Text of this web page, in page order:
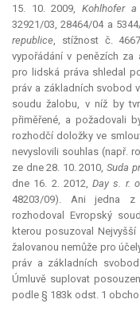
15. 10. 2009,Kohlhofer
32921/03, 28464/04 a
republice, stížnost č.
vypořádání v penězích za
pro lidská práva shledal
práv a základních svobod
soudu žalobu, v níž by
přiměřené, a požadovali
rozhodčí doložky ve
nevyslovili souhlas (např.
ze dne 28. 10. 2010,Suda
dne 16. 2. 2012,Day s. r.
48203/09). Ani jedna z
rozhodoval Evropský
kterou posuzoval
žalovanou nemůže pro
práv a základních
Úmluvě suplovat
podle § 183k odst. 1